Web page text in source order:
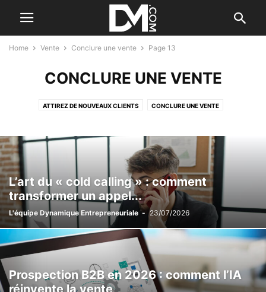
Home Vente Conclure une vente Page 13
CONCLURE UNE VENTE
ATTIREZ DE NOUVEAUX CLIENTS CONCLURE UNE VENTE
LE PLAN D'ACTION COMMERCIAL LES DÉBUTS DE LA VENTE
LES OUTILS COMMERCIAUX NÉGOCIATION INT.
L’art du « cold calling » : comment
transformer un appel...
L'équipe Dynamique Entrepreneuriale - 23/07/2026
Prospection B2B en 2026 : comment l’IA
réinvente la vente